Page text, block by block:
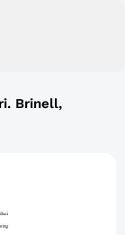
Brinell,